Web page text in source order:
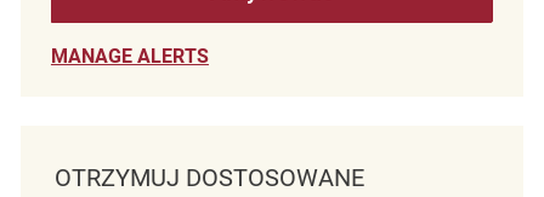
MANAGE ALERTS
OTRZYMUJ DOSTOSOWANE